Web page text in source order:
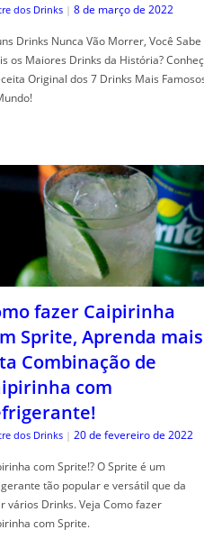
dos Drinks | 8 de março de 2022
Drinks Nunca Vão Morrer, Você Sabe
os Maiores Drinks da História?
Original dos 7 Drinks Mais
fazer Caipirinha
Sprite, Aprenda mais
Combinação de
com
dos Drinks | 20 de fevereiro de 2022
com Sprite!? O Sprite é um
tão popular e versátil que da
vários Drinks. Veja Como fazer
com Sprite.